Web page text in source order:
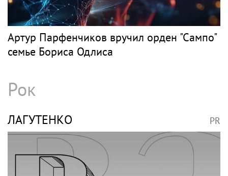
Артур Парфенчиков вручил орден "Сампо"
семье Бориса Одлиса
Рок
ЛАГУТЕНКО PR